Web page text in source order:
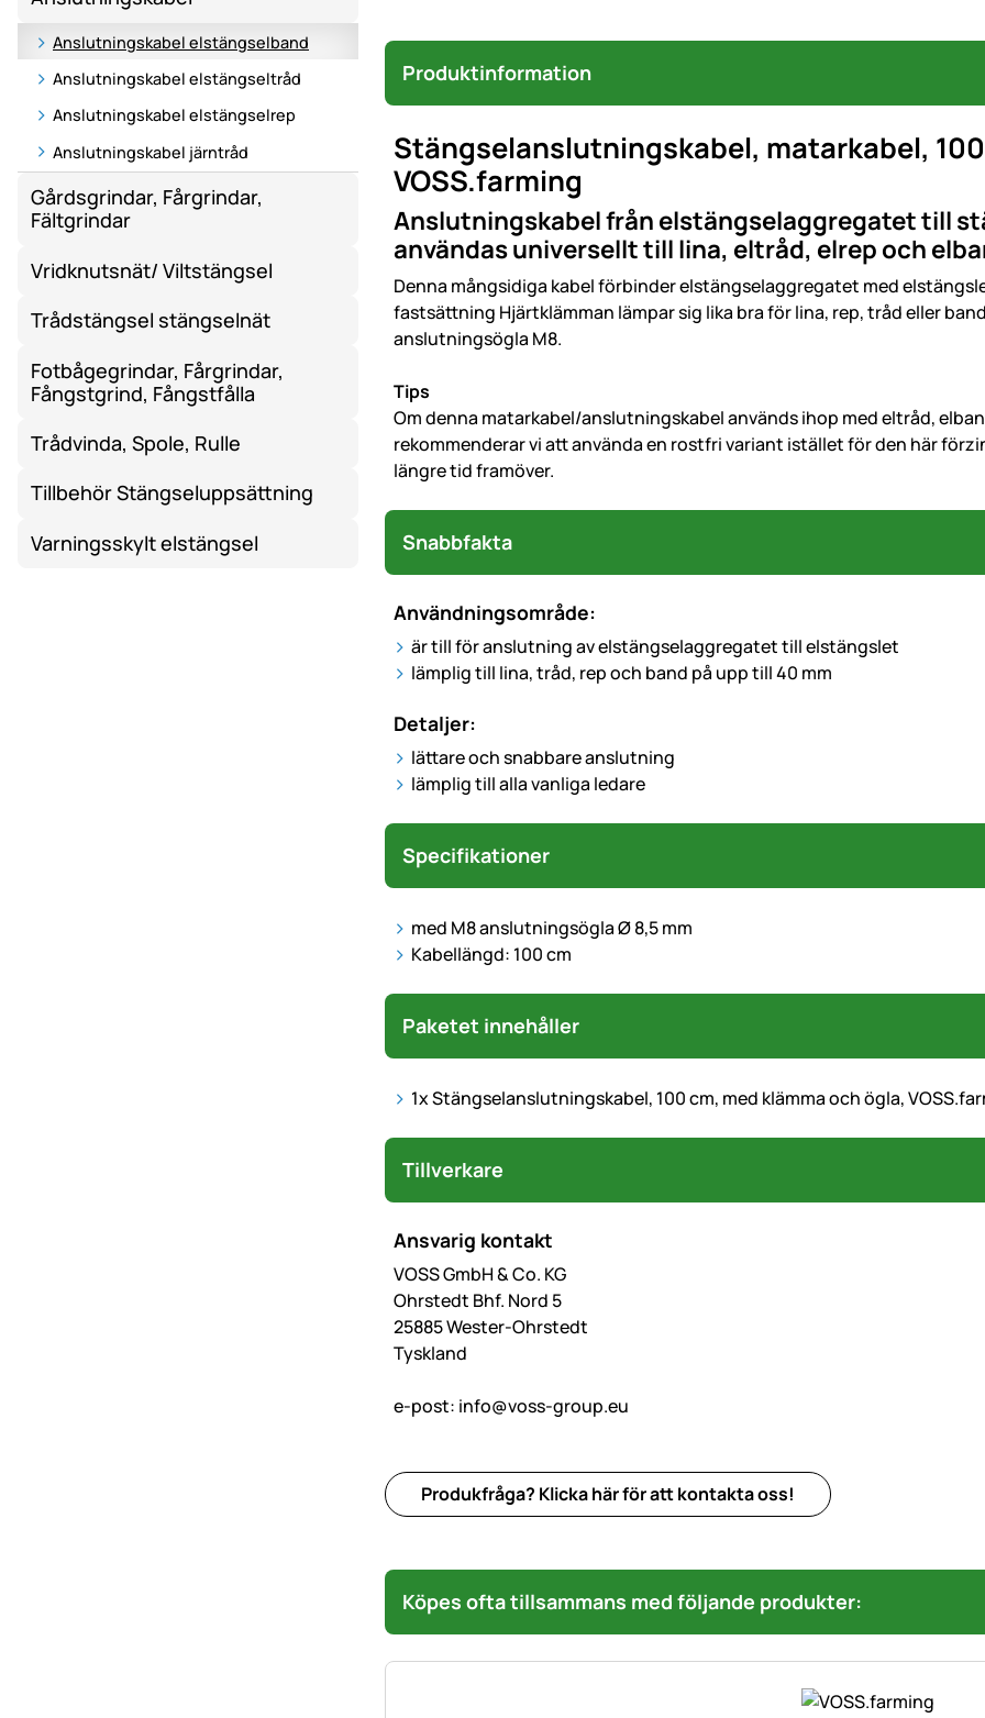
Anslutningskabel elstängselband
Anslutningskabel elstängseltråd
Anslutningskabel elstängselrep
Anslutningskabel järntråd
Gårdsgrindar, Fårgrindar,
Fältgrindar
Vridknutsnät/ Viltstängsel
Trådstängsel stängselnät
Fotbågegrindar, Fårgrindar,
Fångstgrind, Fångstfålla
Trådvinda, Spole, Rulle
Tillbehör Stängseluppsättning
Varningsskylt elstängsel
Produktinformation
Stängselanslutningskabel, matarkabel,
VOSS.farming
Anslutningskabel från elstängselaggregatet till
användas universellt till lina, eltråd, elrep och
Denna mångsidiga kabel förbinder elstängselaggregatet med
fastsättning Hjärtklämman lämpar sig lika bra för lina, rep, tråd eller
anslutningsögla M8.
Tips
Om denna matarkabel/anslutningskabel används ihop med eltråd,
rekommenderar vi att använda en rostfri variant istället för den här
längre tid framöver.
Snabbfakta
Användningsområde:
är till för anslutning av elstängselaggregatet till elstängslet
lämplig till lina, tråd, rep och band på upp till 40 mm
Detaljer:
lättare och snabbare anslutning
lämplig till alla vanliga ledare
Specifikationer
med M8 anslutningsögla Ø 8,5 mm
Kabellängd: 100 cm
Paketet innehåller
1x Stängselanslutningskabel, 100 cm, med klämma och ögla,
Tillverkare
Ansvarig kontakt
VOSS GmbH & Co. KG
Ohrstedt Bhf. Nord 5
25885 Wester-Ohrstedt
Tyskland
e-post: info@voss-group.eu
Produkfråga? Klicka här för att kontakta oss!
Köpes ofta tillsammans med följande produkter: